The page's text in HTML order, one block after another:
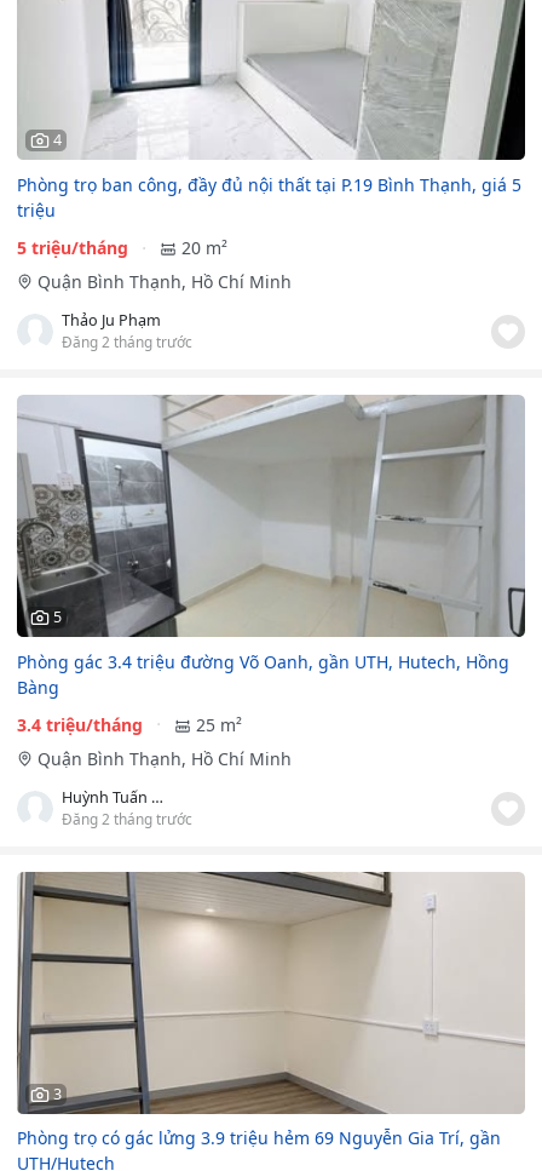
4
Phòng trọ ban công, đầy đủ nội thất tại P.19 Bình Thạnh, giá 5
triệu
5 triệu/tháng
20 m²
Quận Bình Thạnh, Hồ Chí Minh
Thảo Ju Phạm
Đăng 2 tháng trước
5
Phòng gác 3.4 triệu đường Võ Oanh, gần UTH, Hutech, Hồng
Bàng
3.4 triệu/tháng
25 m²
Quận Bình Thạnh, Hồ Chí Minh
Huỳnh Tuấn Kiệt
Đăng 2 tháng trước
3
Phòng trọ có gác lửng 3.9 triệu hẻm 69 Nguyễn Gia Trí, gần
UTH/Hutech